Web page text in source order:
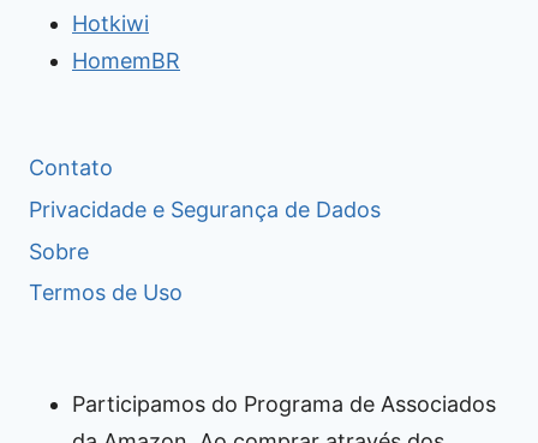
Hotkiwi
HomemBR
Contato
Privacidade e Segurança de Dados
Sobre
Termos de Uso
Participamos do Programa de Associados